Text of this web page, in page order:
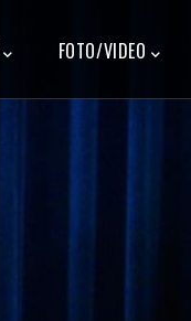
FOTO/VIDEO